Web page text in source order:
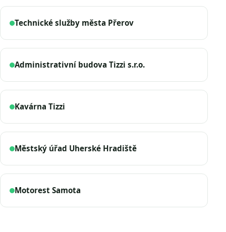
Technické služby města Přerov
Administrativní budova Tizzi s.r.o.
Kavárna Tizzi
Městský úřad Uherské Hradiště
Motorest Samota